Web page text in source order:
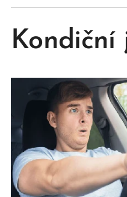
Kondiční